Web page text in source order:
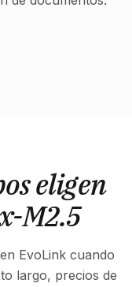
eligen
M2.5
EvoLink cuando
largo, precios de